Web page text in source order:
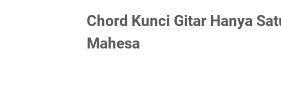
Chord Kunci Gitar Hanya
Mahesa